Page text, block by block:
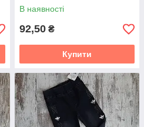
В наявності
92,50 ₴
Купити